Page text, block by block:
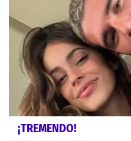
¡TREMENDO!